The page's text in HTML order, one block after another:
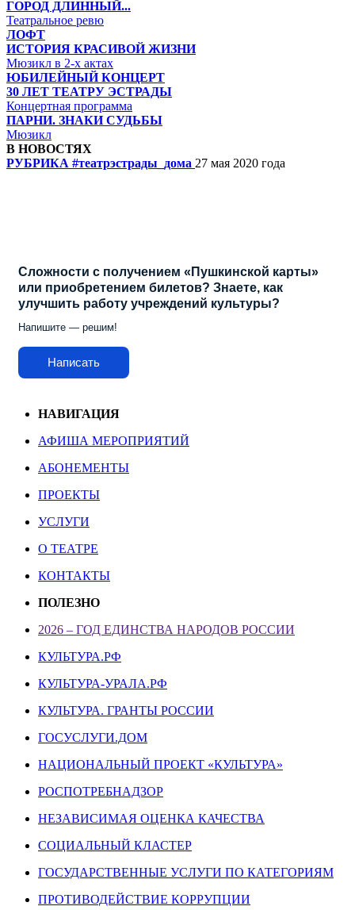
ГОРОД ДЛИННЫЙ...
Театральное ревю
ЛОФТ
ИСТОРИЯ КРАСИВОЙ ЖИЗНИ
Мюзикл в 2-х актах
ЮБИЛЕЙНЫЙ КОНЦЕРТ
30 ЛЕТ ТЕАТРУ ЭСТРАДЫ
Концертная программа
ПАРНИ. ЗНАКИ СУДЬБЫ
Мюзикл
В НОВОСТЯХ
РУБРИКА #театрэстрады_дома 27 мая 2020 года
Сложности с получением «Пушкинской карты»
или приобретением билетов? Знаете, как
улучшить работу учреждений культуры?
Напишите — решим!
Написать
НАВИГАЦИЯ
АФИША МЕРОПРИЯТИЙ
АБОНЕМЕНТЫ
ПРОЕКТЫ
УСЛУГИ
О ТЕАТРЕ
КОНТАКТЫ
ПОЛЕЗНО
2026 – ГОД ЕДИНСТВА НАРОДОВ РОССИИ
КУЛЬТУРА.РФ
КУЛЬТУРА-УРАЛА.РФ
КУЛЬТУРА. ГРАНТЫ РОССИИ
ГОСУСЛУГИ.ДОМ
НАЦИОНАЛЬНЫЙ ПРОЕКТ «КУЛЬТУРА»
РОСПОТРЕБНАДЗОР
НЕЗАВИСИМАЯ ОЦЕНКА КАЧЕСТВА
СОЦИАЛЬНЫЙ КЛАСТЕР
ГОСУДАРСТВЕННЫЕ УСЛУГИ ПО КАТЕГОРИЯМ
ПРОТИВОДЕЙСТВИЕ КОРРУПЦИИ